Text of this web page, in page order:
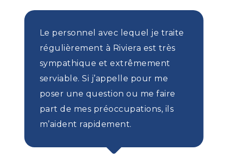
Le personnel avec lequel je traite
régulièrement à Riviera est très
sympathique et extrêmement
serviable. Si j’appelle pour me
poser une question ou me faire
part de mes préoccupations, ils
m’aident rapidement.